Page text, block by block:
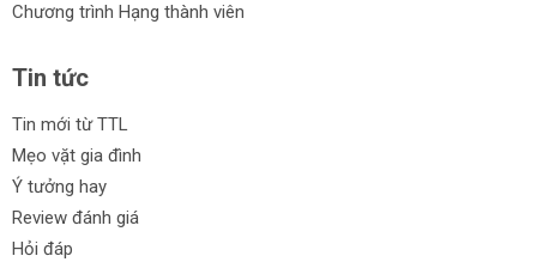
Chương trình Hạng thành viên
Tin tức
Tin mới từ TTL
Mẹo vặt gia đình
Ý tưởng hay
Review đánh giá
Hỏi đáp